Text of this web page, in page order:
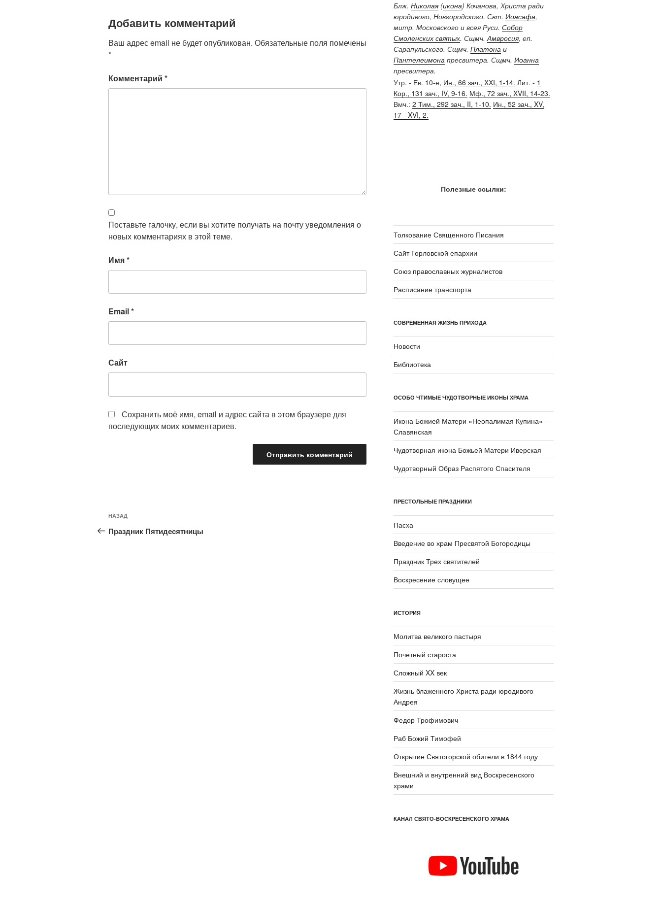
Добавить комментарий
Ваш адрес email не будет опубликован. Обязательные поля помечены
*
Комментарий *
Поставьте галочку, если вы хотите получать на почту уведомления о
новых комментариях в этой теме.
Имя*
Email*
Сайт
Сохранить моё имя, email и адрес сайта в этом браузере для
последующих моих комментариев.
Навигация
по
записям
Предыдущая
запись:
НАЗАД
Праздник Пятидесятницы
Блж. Николая(икона) Кочанова, Христа ради
юродивого, Новгородского. Свт. Иоасафа,
митр. Московского и всея Руси. Собор
Смоленских святых. Сщмч.Амвросия, еп.
Сарапульского. Сщмч. Платонаи
Пантелеимонапресвитера. Сщмч. Иоанна
пресвитера.
Утр. - Ев. 10-е, Ин., 66 зач., XXI, 1-14. Лит. - 1
Кор., 131 зач., IV, 9-16. Мф., 72 зач., XVII, 14-23.
Вмч.: 2 Тим., 292 зач., II, 1-10. Ин., 52 зач., XV,
17 - XVI, 2.
Полезные ссылки:
Толкование Священного Писания
Сайт Горловской епархии
Союз православных журналистов
Расписание транспорта
СОВРЕМЕННАЯ ЖИЗНЬ ПРИХОДА
Новости
Библиотека
ОСОБО ЧТИМЫЕ ЧУДОТВОРНЫЕ ИКОНЫ ХРАМА
Икона Божией Матери «Неопали­мая Купина» —
Славянская
Чудотворная икона Божьей Матери Иверская
Чудотворный Образ Распятого Спасителя
ПРЕСТОЛЬНЫЕ ПРАЗДНИКИ
Пасха
Введение во храм Пресвятой Богородицы
Праздник Трех святителей
Воскресение словущее
ИСТОРИЯ
Молитва великого пастыря
Почетный староста
Сложный XX век
Жизнь блаженного Христа ради юродивого
Андрея
Федор Трофимович
Раб Божий Тимофей
Открытие Святогорской обители в 1844 году
Внешний и внутренний вид Воскресенского
храми
КАНАЛ СВЯТО-ВОСКРЕСЕНСКОГО ХРАМА